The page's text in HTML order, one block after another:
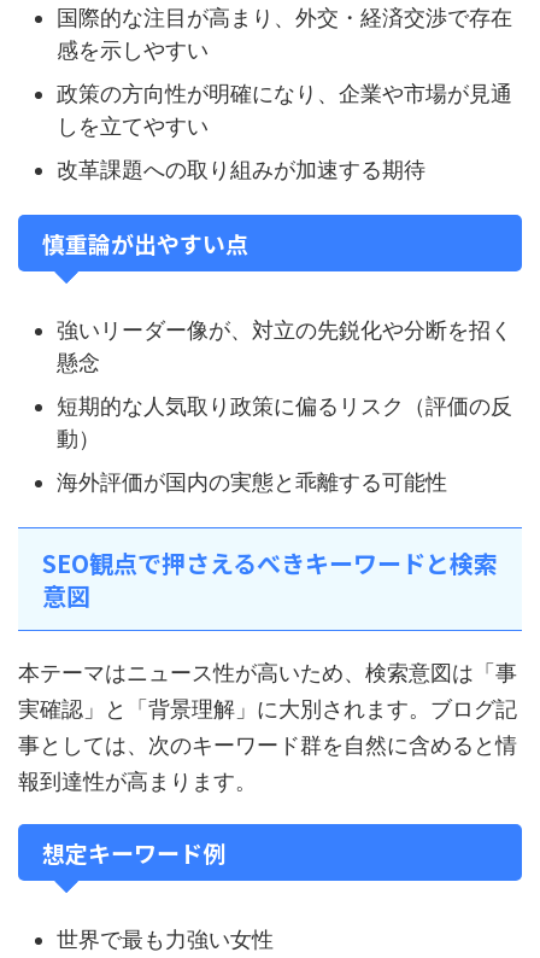
国際的な注目が高まり、外交・経済交渉で存在
感を示しやすい
政策の方向性が明確になり、企業や市場が見通
しを立てやすい
改革課題への取り組みが加速する期待
慎重論が出やすい点
強いリーダー像が、対立の先鋭化や分断を招く
懸念
短期的な人気取り政策に偏るリスク（評価の反
動）
海外評価が国内の実態と乖離する可能性
SEO観点で押さえるべきキーワードと検索
意図
本テーマはニュース性が高いため、検索意図は「事
実確認」と「背景理解」に大別されます。ブログ記
事としては、次のキーワード群を自然に含めると情
報到達性が高まります。
想定キーワード例
世界で最も力強い女性